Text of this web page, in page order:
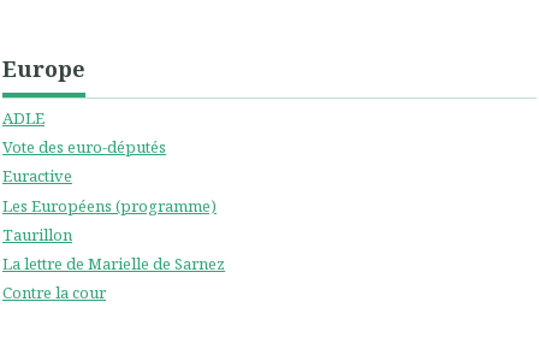
Europe
ADLE
Vote des euro-députés
Euractive
Les Européens (programme)
Taurillon
La lettre de Marielle de Sarnez
Contre la cour